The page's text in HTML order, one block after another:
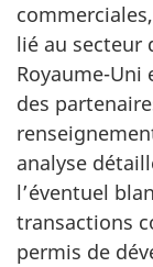
lié au secteur
Royaume-Uni
des
analyse
l’éventuel
transactions
permis de